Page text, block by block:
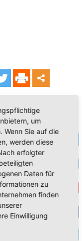
Krieges
um
Wenn Sie auf die
werden diese
erfolgter
Daten für
zu
finden
Einwilligung